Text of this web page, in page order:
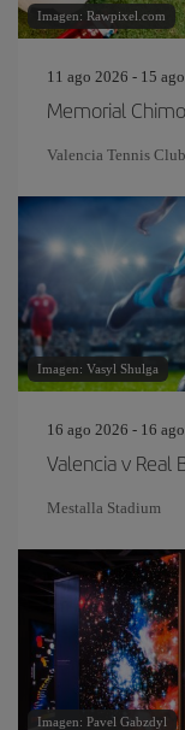
Imagen: Rawpixel.com
11 ago 2026 - 15
Memorial
Valencia Tennis Club
Imagen: Vasyl Shulga
16 ago 2026 - 16
Valencia v Real
Mestalla Stadium
Imagen: Pavel Gabzdyl